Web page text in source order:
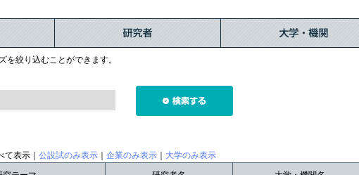
を絞り込むことができます。
て表示｜ 公設試のみ表示 企業のみ表示 大学のみ表示